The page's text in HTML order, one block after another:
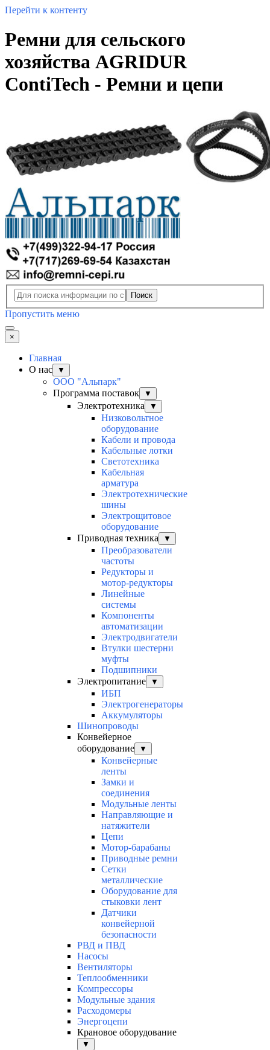
Перейти к контенту
Ремни для сельского
хозяйства AGRIDUR
ContiTech - Ремни и цепи
Поиск
Пропустить меню
×
Главная
О нас
▼
ООО "Альпарк"
Программа поставок
▼
Электротехника ▼
Низковольтное
оборудование
Кабели и провода
Кабельные лотки
Светотехника
Кабельная
арматура
Электротехнические
шины
Электрощитовое
оборудование
Приводная техника
▼
Преобразователи
частоты
Редукторы и
мотор-редукторы
Линейные
системы
Компоненты
автоматизации
Электродвигатели
Втулки шестерни
муфты
Подшипники
Электропитание
▼
ИБП
Электрогенераторы
Аккумуляторы
Шинопроводы
Конвейерное
оборудование
▼
Конвейерные
ленты
Замки и
соединения
Модульные ленты
Направляющие и
натяжители
Цепи
Мотор-барабаны
Приводные ремни
Сетки
металлические
Оборудование для
стыковки лент
Датчики
конвейерной
безопасности
РВД и ПВД
Насосы
Вентиляторы
Теплообменники
Компрессоры
Модульные здания
Расходомеры
Энергоцепи
Крановое оборудование
▼